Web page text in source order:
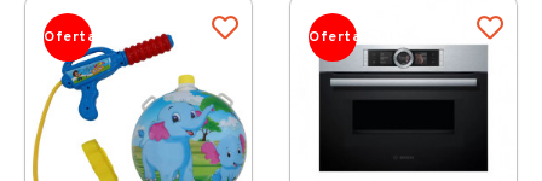
Oferta Oferta